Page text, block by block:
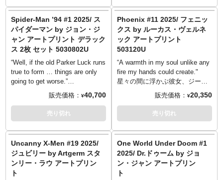
の信頼を獲得しています。その
て、アメコミ『Spider-Man』シ
リーズから「キングピン」こと
ウィルソン・フィスクがライン
ナップしました。以前「スパイ
ダーマン」シリーズ9のビルドフ
ィギュアとしてラインナップし
ていたキングピン。服装とカラ
部も付いてみごと復活です！そ
の巨体はすべて筋肉という「重
めボディ」ながら、なんとパッ
ブリスターを採用。ハズブロ、
攻めています！
発に近い状態で撃ち落とされる
わけです、ね、簡単でしょ？
2024年のコーディ・ジグラー著
『Deadpool #1』、そのバリアン
トカバーを手掛けたインヒョ
ク・リーのアートを元に作成。
今回はレインボーラバホロフォ
イル紙にプリントされ、独特な
Spider-Man ’94 #1 2025/ ス
パイダーマン by ジョン・ジ
ャン アートプリント デラック
ス 2枚 セット 5030802U
“Well, if the old Parker Luck runs
true to form … things are only
going to get worse.”
しなやかでアクロバティックな
ピーター・パーカー、蜘蛛さな
がらに壁を這い、こちら側へと
迫る！緻密なテクスチャとダイ
『Spider-Man ’94 #1』、そのカ
バーを手掛けたジョン・ジャン
のアートを元に作成。今回はレ
インボーラバホロフォイル紙に
販売価格： ¥40,700
売り切れ
Phoenix #11 2025/ フェニッ
クス by ルーカス・ヴェルネ
ック アートプリント
503120U
“A warmth in my soul unlike any
fire my hands could create."
星々の間に浮かぶ彼女、ジー
ン・グレイは奇跡的なまでの輝
きを放ち、そして燃え上がる。
眩い炎に包まれた存在「フェニ
ックスフォース」は、力と平和
「フェニックス」をサイドショ
ーがアートプリント化しまし
た。2025年のステファニー・フ
ィリップス著『Phoenix #11』、
販売価格： ¥20,350
売り切れ
Uncanny X-Men #19 2025/
ジュビリー by Artgerm スタ
ンリー・ラウ アートプリン
ト
One World Under Doom #1
2025/ Dr.ドゥーム by ジョ
ン・ジャン アートプリン
ト